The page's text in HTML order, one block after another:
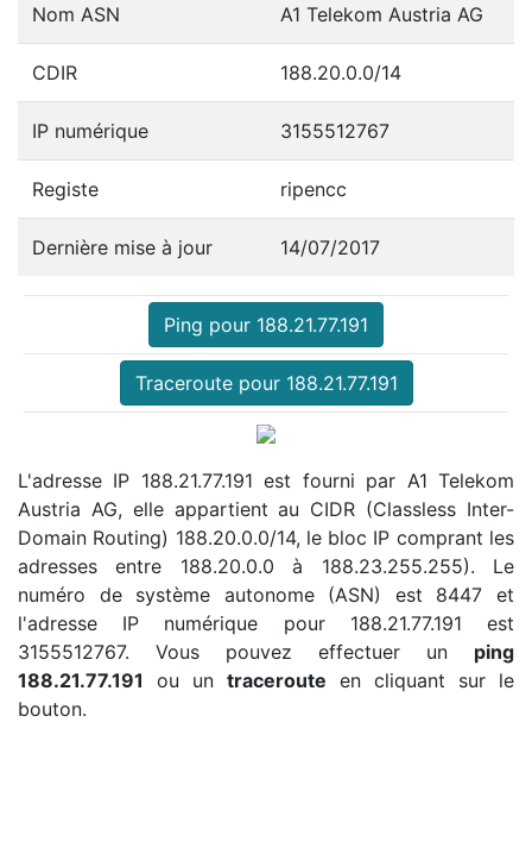
Nom ASN A1 Telekom Austria AG
CDIR 188.20.0.0/14
IP numérique 3155512767
Registe ripencc
Dernière mise à jour 14/07/2017
Ping pour 188.21.77.191
Traceroute pour 188.21.77.191
L'adresse IP 188.21.77.191 est fourni par A1 Telekom
Austria AG, elle appartient au CIDR (Classless Inter-
Domain Routing) 188.20.0.0/14, le bloc IP comprant les
adresses entre 188.20.0.0 à 188.23.255.255). Le
numéro de système autonome (ASN) est 8447 et
l'adresse IP numérique pour 188.21.77.191 est
3155512767. Vous pouvez effectuer un ping
188.21.77.191 ou un traceroute en cliquant sur le
bouton.